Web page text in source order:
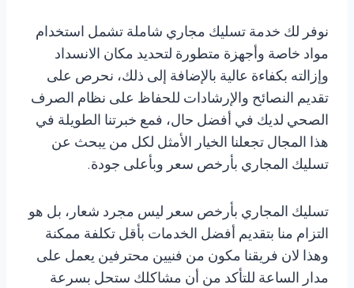
نوفر لك خدمة تسليك مجاري شاملة تشمل استخدام
مواد خاصة وأجهزة متطورة لتحديد مكان الانسداد
وإزالته بكفاءة عالية بالإضافة إلى ذلك، نحرص على
تقديم النصائح والإرشادات للحفاظ على نظام الصرف
الصحي لديك في أفضل حال، فمع خبرتنا الطويلة في
هذا المجال تجعلنا الخيار الأمثل لكل من يبحث عن
تسليك المجاري بأرخص سعر وبأعلى جودة.
تسليك المجاري بأرخص سعر ليس مجرد شعار، بل هو
التزام منا بتقديم أفضل الخدمات بأقل تكلفة ممكنة
وهذا لان فريقنا مكون من فنيين محترفين يعمل على
مدار الساعة للتأكد من أن مشاكلك ستحل بسرعة